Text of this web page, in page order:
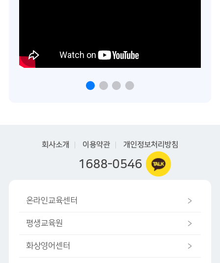
회사소개 이용약관 개인정보처리방침
1688-0546
온라인교육센터
평생교육원
화상영어센터